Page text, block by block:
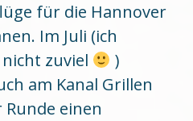
für die Hannover
Im Juli (ich
zuviel
)
am Kanal Grillen
einen